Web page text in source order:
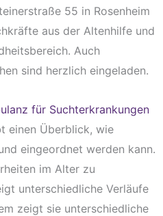
55 in Rosenheim
aus der Altenhilfe und
Auch
sind herzlich eingeladen.
für Suchterkrankungen
einen Überblick, wie
eingeordnet werden kann.
im Alter zu
unterschiedliche Verläufe
zeigt sie unterschiedliche